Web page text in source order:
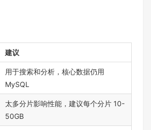
建议
用于搜索和分析，核心数据仍用
MySQL
太多分片影响性能，建议每个分片 10-
50GB